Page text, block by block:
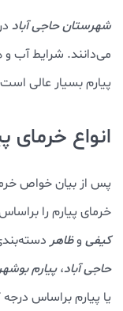
شهرستان حاجی آباد
می‌دانند. شرایط آب
پیارم بسیار عالی
انواع خرمای
پس از بیان خواص
خرمای پیارم را
کیفی وظاهر
حاجی آباد،پیارم
یا پیارم براساس